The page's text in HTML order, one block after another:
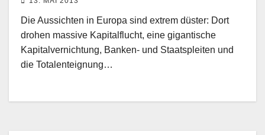
Die Aussichten in Europa sind extrem düster: Dort
drohen massive Kapitalflucht, eine gigantische
Kapitalvernichtung, Banken- und Staatspleiten und
die Totalenteignung…